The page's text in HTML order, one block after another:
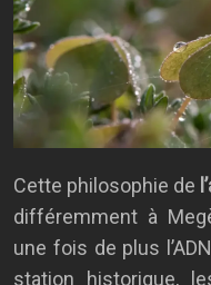
Cette philosophie de
différemment à
une fois de plus
station historique,